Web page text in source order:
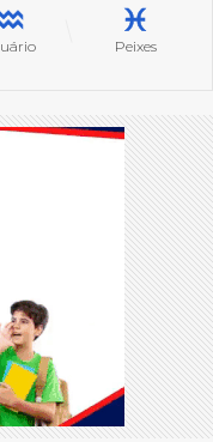
Peixes